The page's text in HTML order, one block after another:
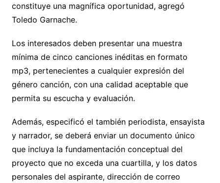
constituye una magnífica oportunidad, agregó
Toledo Garnache.
Los interesados deben presentar una muestra
mínima de cinco canciones inéditas en formato
mp3, pertenecientes a cualquier expresión del
género canción, con una calidad aceptable que
permita su escucha y evaluación.
Además, especificó el también periodista, ensayista
y narrador, se deberá enviar un documento único
que incluya la fundamentación conceptual del
proyecto que no exceda una cuartilla, y los datos
personales del aspirante, dirección de correo